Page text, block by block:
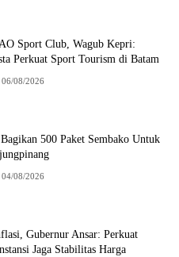
Sport Club, Wagub Kepri:
Perkuat Sport Tourism di Batam
06/08/2026
500 Paket Sembako Untuk
04/08/2026
Gubernur Ansar: Perkuat
Jaga Stabilitas Harga